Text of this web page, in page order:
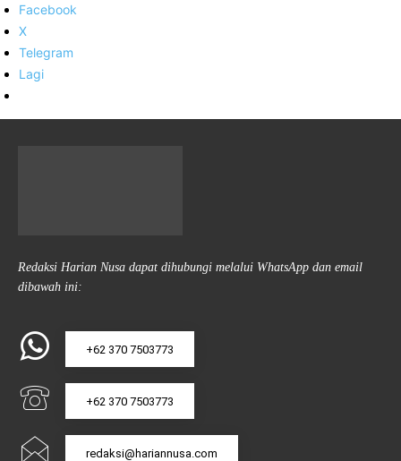
Facebook
X
Telegram
Lagi
Redaksi Harian Nusa dapat dihubungi melalui WhatsApp dan email
dibawah ini:
+62 370 7503773
+62 370 7503773
redaksi@hariannusa.com